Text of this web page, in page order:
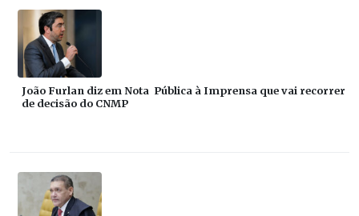
João Furlan diz em Nota Pública à Imprensa que vai recorrer
de decisão do CNMP